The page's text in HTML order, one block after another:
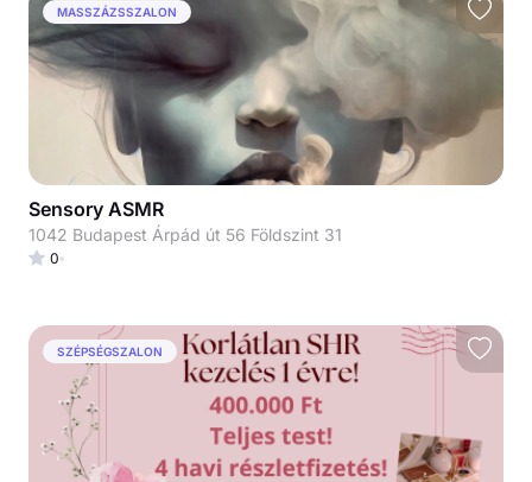
MASSZÁZSSZALON
Sensory ASMR
1042 Budapest Árpád út 56 Földszint 31
0
SZÉPSÉGSZALON